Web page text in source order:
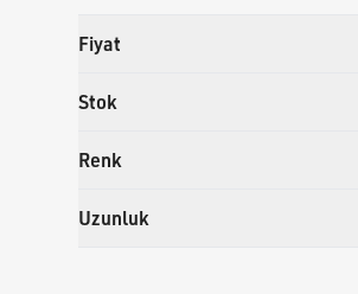
Fiyat
Stok
Renk
Uzunluk